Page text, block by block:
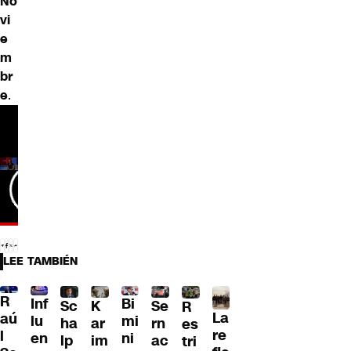
vi
e
m
br
e.
LEE TAMBIÉN
R
aú
l
Inf
lu
en
Sc
ha
lp
K
ar
im
Bi
mi
ni
Se
rn
ac
R
es
tri
La
re